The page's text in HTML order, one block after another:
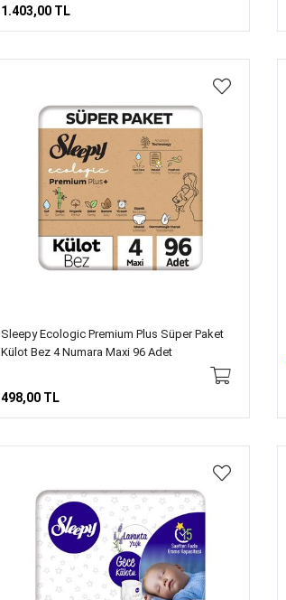
1.403,00 TL
Sleepy Ecologic Premium Plus Süper Paket
Külot Bez 4 Numara Maxi 96 Adet
498,00 TL